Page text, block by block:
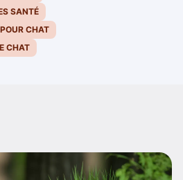
SANTÉ
CHAT
CHAT